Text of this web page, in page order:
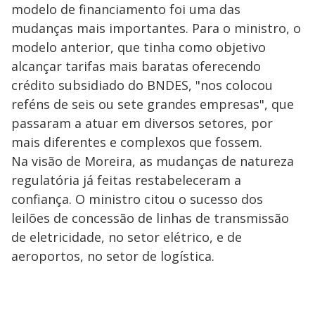
modelo de financiamento foi uma das
mudanças mais importantes. Para o ministro, o
modelo anterior, que tinha como objetivo
alcançar tarifas mais baratas oferecendo
crédito subsidiado do BNDES, "nos colocou
reféns de seis ou sete grandes empresas", que
passaram a atuar em diversos setores, por
mais diferentes e complexos que fossem.
Na visão de Moreira, as mudanças de natureza
regulatória já feitas restabeleceram a
confiança. O ministro citou o sucesso dos
leilões de concessão de linhas de transmissão
de eletricidade, no setor elétrico, e de
aeroportos, no setor de logística.